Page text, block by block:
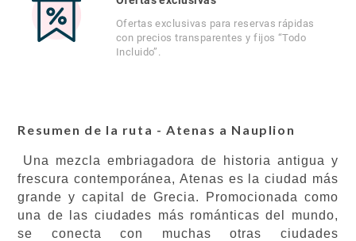
Ofertas exclusivas para reservas rápidas
con precios transparentes y fijos “Todo
Incluido”.
Resumen de la ruta - Atenas a Nauplion
Una mezcla embriagadora de historia antigua y
frescura contemporánea, Atenas es la ciudad más
grande y capital de Grecia. Promocionada como
una de las ciudades más románticas del mundo,
se conecta con muchas otras ciudades